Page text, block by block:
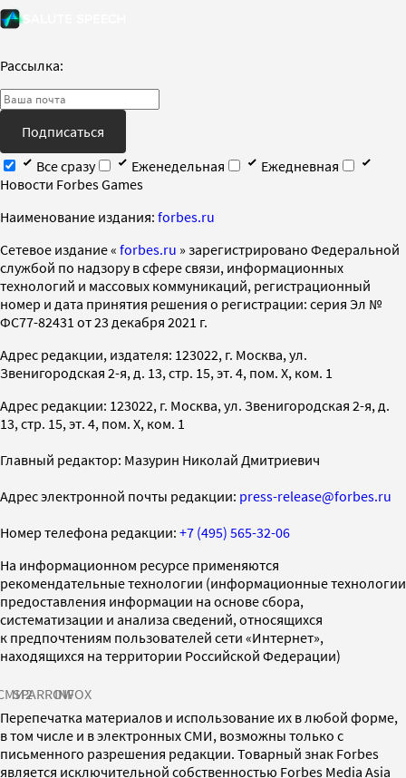
Рассылка:
Подписаться
Все сразу
Еженедельная
Ежедневная
Новости Forbes Games
Наименование издания: forbes.ru
Cетевое издание « forbes.ru » зарегистрировано Федеральной
службой по надзору в сфере связи, информационных
технологий и массовых коммуникаций, регистрационный
номер и дата принятия решения о регистрации: серия Эл №
ФС77-82431 от 23 декабря 2021 г.
Адрес редакции, издателя: 123022, г. Москва, ул.
Звенигородская 2-я, д. 13, стр. 15, эт. 4, пом. X, ком. 1
Адрес редакции: 123022, г. Москва, ул. Звенигородская 2-я, д.
13, стр. 15, эт. 4, пом. X, ком. 1
Главный редактор: Мазурин Николай Дмитриевич
Адрес электронной почты редакции: press-release@forbes.ru
Номер телефона редакции: +7 (495) 565-32-06
На информационном ресурсе применяются
рекомендательные технологии (информационные технологии
предоставления информации на основе сбора,
систематизации и анализа сведений, относящихся
к предпочтениям пользователей сети «Интернет»,
находящихся на территории Российской Федерации)
SPARROWINFOX
Перепечатка материалов и использование их в любой форме,
в том числе и в электронных СМИ, возможны только с
письменного разрешения редакции. Товарный знак Forbes
является исключительной собственностью Forbes Media Asia